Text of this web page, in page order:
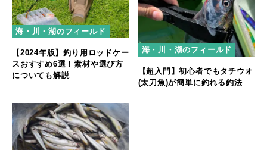
海・川・湖のフィールド
【2024年版】釣り用ロッドケー
スおすすめ6選！素材や選び方
についても解説
海・川・湖のフィールド
【超入門】初心者でもタチウオ
(太刀魚)が簡単に釣れる釣法